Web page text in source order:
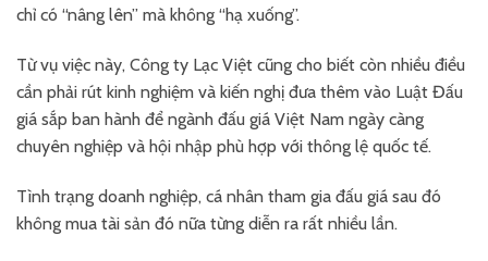
chỉ có “nâng lên” mà không “hạ xuống”.
Từ vụ việc này, Công ty Lạc Việt cũng cho biết còn nhiều điều
cần phải rút kinh nghiệm và kiến nghị đưa thêm vào Luật Đấu
giá sắp ban hành để ngành đấu giá Việt Nam ngày càng
chuyên nghiệp và hội nhập phù hợp với thông lệ quốc tế.
Tình trạng doanh nghiệp, cá nhân tham gia đấu giá sau đó
không mua tài sản đó nữa từng diễn ra rất nhiều lần.